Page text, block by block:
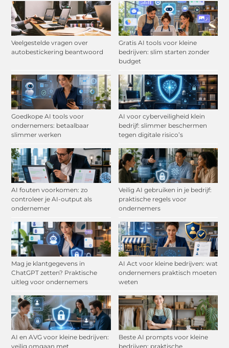
Veelgestelde vragen over
autobestickering beantwoord
Gratis AI tools voor kleine
bedrijven: slim starten zonder
budget
Goedkope AI tools voor
ondernemers: betaalbaar
slimmer werken
AI voor cyberveiligheid klein
bedrijf: slimmer beschermen
tegen digitale risico’s
AI fouten voorkomen: zo
controleer je AI-output als
ondernemer
Veilig AI gebruiken in je bedrijf:
praktische regels voor
ondernemers
Mag je klantgegevens in
ChatGPT zetten? Praktische
uitleg voor ondernemers
AI Act voor kleine bedrijven: wat
ondernemers praktisch moeten
weten
AI en AVG voor kleine bedrijven:
veilig omgaan met
Beste AI prompts voor kleine
bedrijven: praktische